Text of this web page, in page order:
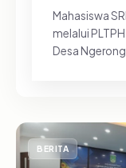
Mahasiswa
melalui
Desa
BERITA